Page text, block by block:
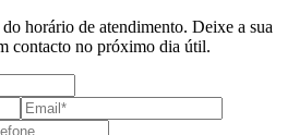
horário de atendimento. Deixe a sua
contacto no próximo dia útil.